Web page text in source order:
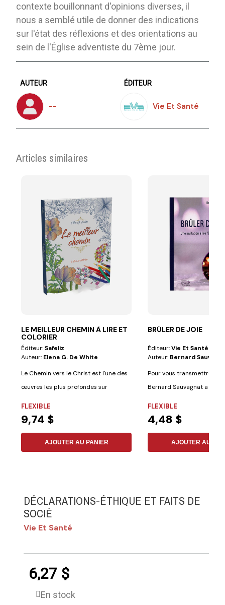
contexte bouillonnant d'opinions diverses, il
nous a semblé utile de donner des indications
sur l'état des réflexions et des orientations au
sein de l'Église adventiste du 7ème jour.
AUTEUR
--
ÉDITEUR
Vie Et Santé
Articles similaires
LE MEILLEUR CHEMIN À LIRE ET
COLORIER
Éditeur:Safeliz
Auteur: Elena G. De White
Le Chemin vers le Christ est l'une des
œuvres les plus profondes sur
FLEXIBLE
9,74 $
AJOUTER AU PANIER
BRÛLER DE JOIE
Éditeur:Vie Et Santé
Auteur: Bernard
Pour vous transmettre
Bernard Sauvagnat a
FLEXIBLE
4,48 $
AJOUTER AU
DÉCLARATIONS-ÉTHIQUE ET FAITS DE
SOCIÉ
Vie Et Santé
6,27 $
En stock